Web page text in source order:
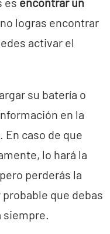
logras encontrar
activar el
su batería o
en la
caso de que
lo hará la
perderás la
que debas
siempre.